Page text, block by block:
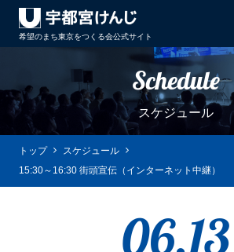
希望のまち東京をつくる会公式サイト
Schedule
スケジュール
トップ
スケジュール
15:30～16:30 街頭宣伝（インターネット中継）
06.13